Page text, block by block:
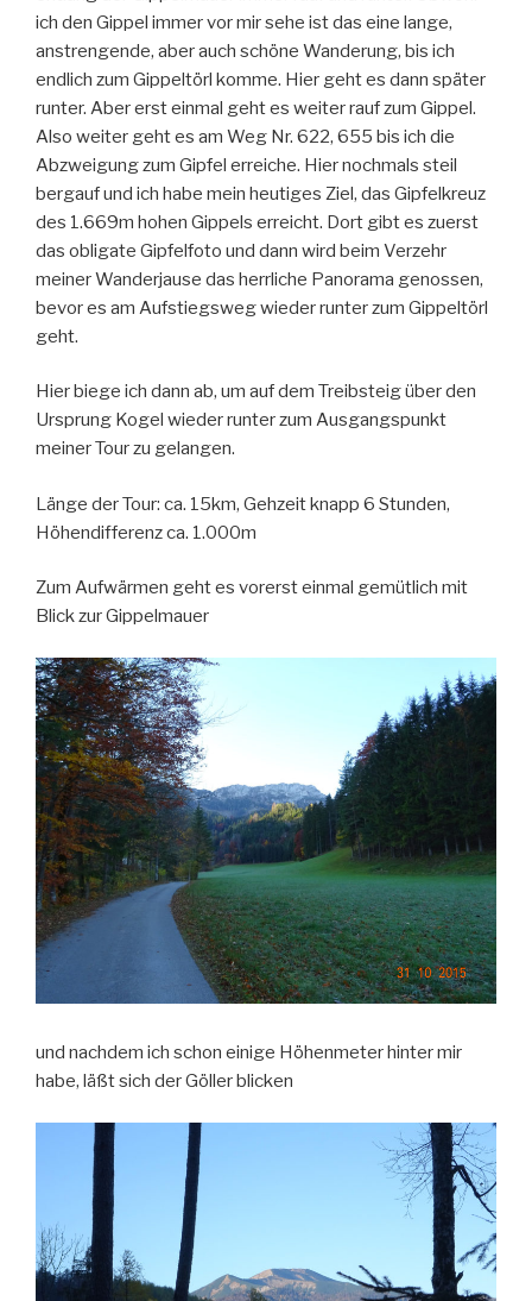
ich den Gippel immer vor mir sehe ist das eine lange,
anstrengende, aber auch schöne Wanderung, bis ich
endlich zum Gippeltörl komme. Hier geht es dann später
runter. Aber erst einmal geht es weiter rauf zum Gippel.
Also weiter geht es am Weg Nr. 622, 655 bis ich die
Abzweigung zum Gipfel erreiche. Hier nochmals steil
bergauf und ich habe mein heutiges Ziel, das Gipfelkreuz
des 1.669m hohen Gippels erreicht. Dort gibt es zuerst
das obligate Gipfelfoto und dann wird beim Verzehr
meiner Wanderjause das herrliche Panorama genossen,
bevor es am Aufstiegsweg wieder runter zum Gippeltörl
geht.
Hier biege ich dann ab, um auf dem Treibsteig über den
Ursprung Kogel wieder runter zum Ausgangspunkt
meiner Tour zu gelangen.
Länge der Tour: ca. 15km, Gehzeit knapp 6 Stunden,
Höhendifferenz ca. 1.000m
Zum Aufwärmen geht es vorerst einmal gemütlich mit
Blick zur Gippelmauer
und nachdem ich schon einige Höhenmeter hinter mir
habe, läßt sich der Göller blicken